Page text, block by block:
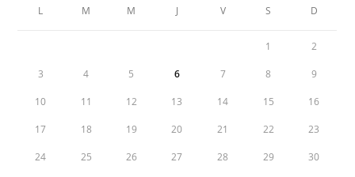
L M M J V S D
1 2
3 4 5 6 7 8 9
10 11 12 13 14 15 16
17 18 19 20 21 22 23
24 25 26 27 28 29 30